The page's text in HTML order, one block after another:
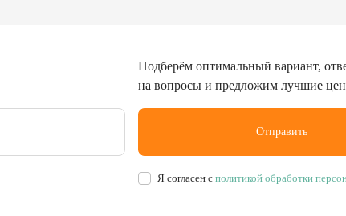
Я согласен сполитикой обработки
Отправить
Подберём оптимальный вариант,
на вопросы и предложим лучшие